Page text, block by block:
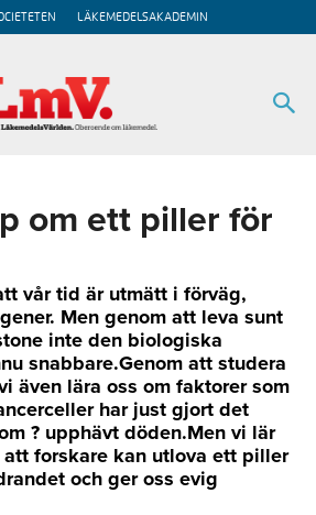
LÄKEMEDELSAKADEMIN
om ett piller för
vår tid är utmätt i förväg,
Men genom att leva sunt
inte den biologiska
snabbare.Genom att studera
även lära oss om faktorer som
har just gjort det
? upphävt döden.Men vi lär
forskare kan utlova ett piller
och ger oss evig